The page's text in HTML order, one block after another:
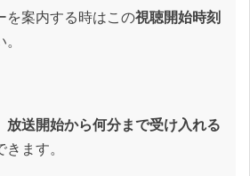
を案内する時はこの視聴開始時刻
放送開始から何分まで受け入れる
ます。